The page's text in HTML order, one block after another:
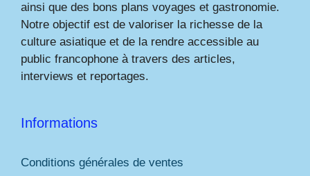
ainsi que des bons plans voyages et gastronomie.
Notre objectif est de valoriser la richesse de la
culture asiatique et de la rendre accessible au
public francophone à travers des articles,
interviews et reportages.
Informations
Conditions générales de ventes